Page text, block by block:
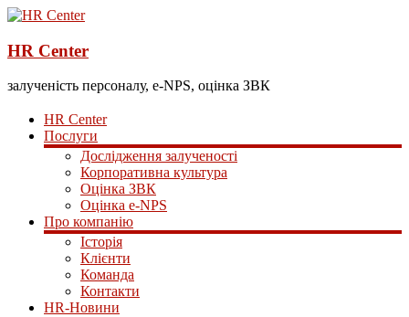
HR Center
залученість персоналу, e-NPS, оцінка ЗВК
HR Center
Послуги
Дослідження залученості
Корпоративна культура
Оцінка ЗВК
Оцінка e-NPS
Про компанію
Історія
Клієнти
Команда
Контакти
HR-Новини